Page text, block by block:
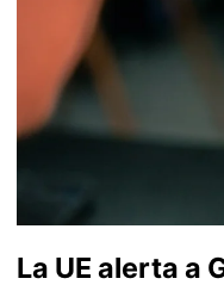
La UE alerta a